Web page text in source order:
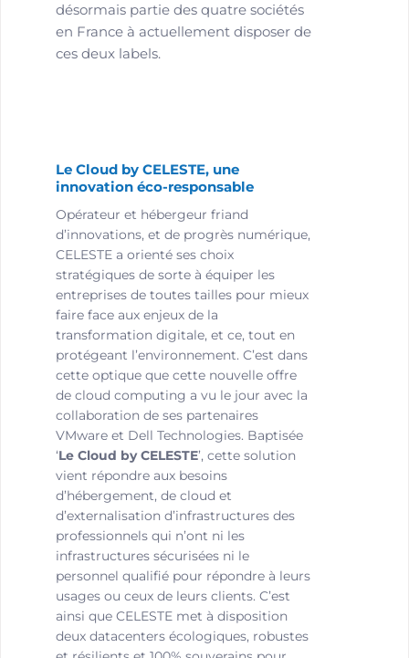
désormais partie des quatre sociétés
en France à actuellement disposer de
ces deux labels.
Le Cloud by CELESTE, une
innovation éco-responsable
Opérateur et hébergeur friand
d’innovations, et de progrès numérique,
CELESTE a orienté ses choix
stratégiques de sorte à équiper les
entreprises de toutes tailles pour mieux
faire face aux enjeux de la
transformation digitale, et ce, tout en
protégeant l’environnement. C’est dans
cette optique que cette nouvelle offre
de cloud computing a vu le jour avec la
collaboration de ses partenaires
VMware et Dell Technologies. Baptisée
‘Le Cloud by CELESTE’, cette solution
vient répondre aux besoins
d’hébergement, de cloud et
d’externalisation d’infrastructures des
professionnels qui n’ont ni les
infrastructures sécurisées ni le
personnel qualifié pour répondre à leurs
usages ou ceux de leurs clients. C’est
ainsi que CELESTE met à disposition
deux datacenters écologiques, robustes